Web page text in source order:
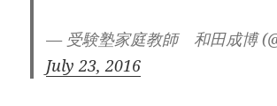
— 受験塾家庭教師 和田成博
July 23, 2016